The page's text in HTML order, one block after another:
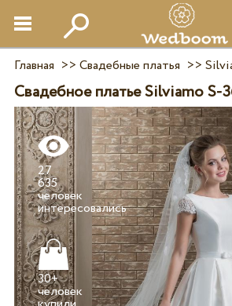
Главная >> Свадебные платья >>
Свадебное платье Silviamo S-
27
635
человек
интересовались
30+
человек